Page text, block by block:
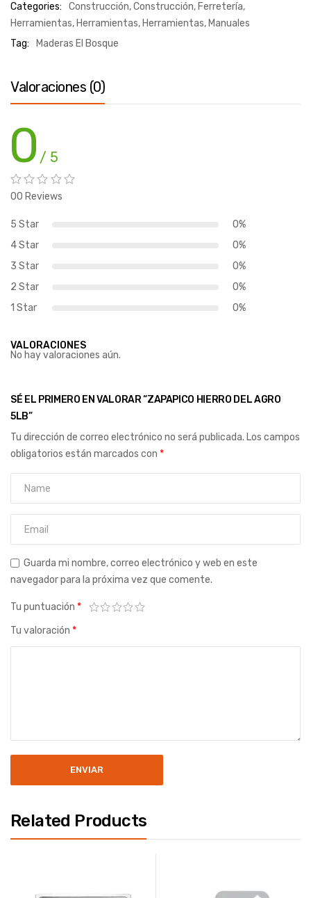
Categories:
Construcción,Construcción, Ferretería,
Herramientas, Herramientas, Herramientas, Manuales
Tag:
Maderas El Bosque
Valoraciones (0)
0 / 5
00 Reviews
5 Star
0%
4 Star
0%
3 Star
0%
2 Star
0%
1 Star
0%
VALORACIONES
No hay valoraciones aún.
SÉ EL PRIMERO EN VALORAR “ZAPAPICO HIERRO DEL AGRO
5LB”
Tu dirección de correo electrónico no será publicada. Los campos
obligatorios están marcados con *
Guarda mi nombre, correo electrónico y web en este
navegador para la próxima vez que comente.
Tu puntuación *
Tu valoración *
Related Products